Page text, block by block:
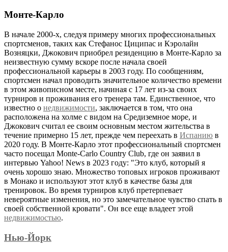
Монте-Карло
В начале 2000-х, следуя примеру многих профессиональных
спортсменов, таких как Стефанос Циципас и Кэролайн
Возняцки, Джокович приобрел резиденцию в Монте-Карло за
неизвестную сумму вскоре после начала своей
профессиональной карьеры в 2003 году. По сообщениям,
спортсмен начал проводить значительное количество времени
в этом живописном месте, начиная с 17 лет из-за своих
турниров и проживания его тренера там. Единственное, что
известно о недвижимости, заключается в том, что она
расположена на холме с видом на Средиземное море, и
Джокович считал ее своим основным местом жительства в
течение примерно 15 лет, прежде чем переехать в Испанию в
2020 году. В Монте-Карло этот профессиональный спортсмен
часто посещал Monte-Carlo Country Club, где он заявил в
интервью Yahoo! News в 2023 году: "Это клуб, который я
очень хорошо знаю. Множество топовых игроков проживают
в Монако и используют этот клуб в качестве базы для
тренировок. Во время турниров клуб претерпевает
невероятные изменения, но это замечательное чувство спать в
своей собственной кровати". Он все еще владеет этой
недвижимостью.
Нью-Йорк